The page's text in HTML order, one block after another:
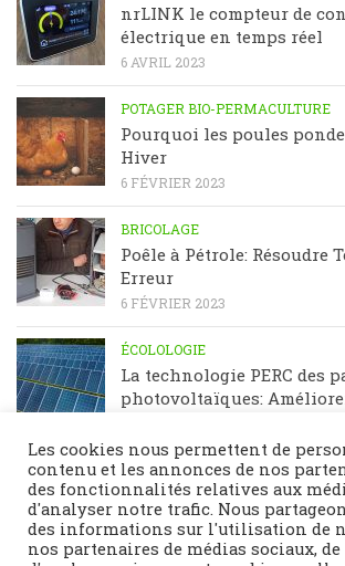
nrLINK le compteur de
électrique en temps réel
6 AVRIL 2023
POTAGER BIO-PERMACULTURE
Pourquoi les poules
Hiver
6 FÉVRIER 2023
BRICOLAGE
Poêle à Pétrole: Résoudre
Erreur
6 FÉVRIER 2023
ÉCOLOLOGIE
La technologie PERC des
photovoltaïques:
23 JANVIER 2023
Les cookies nous permettent de
contenu et les annonces de nos
des fonctionnalités relatives aux
d'analyser notre trafic. Nous
des informations sur l'utilisation de
nos partenaires de médias sociaux,